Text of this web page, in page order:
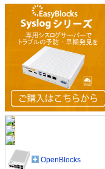
OpenBlocks